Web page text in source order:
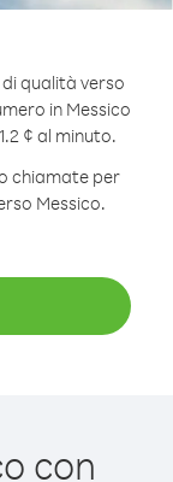
qualità verso
in Messico
¢ al minuto.
chiamate per
Messico.
con